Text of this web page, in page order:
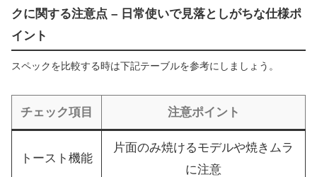
クに関する注意点 – 日常使いで見落としがちな仕様ポ
イント
スペックを比較する時は下記テーブルを参考にしましょう。
チェック項目 注意ポイント
トースト機能
片面のみ焼けるモデルや焼きムラ
に注意